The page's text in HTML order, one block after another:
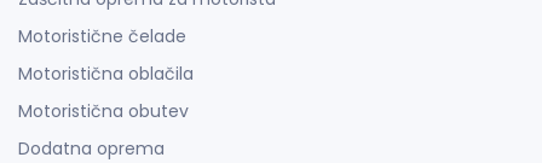
Motoristične čelade
Motoristična oblačila
Motoristična obutev
Dodatna oprema